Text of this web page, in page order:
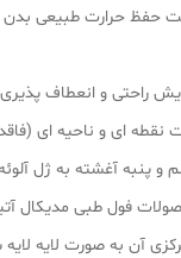
حفظ حرارت طبیعی بدن
راحتی و انعطاف پذیری
نقطه ای و ناحیه ای
پنبه آغشته به ژل آلوئه
فول طبی
آن به صورت لایه